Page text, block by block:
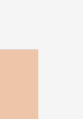
для общения